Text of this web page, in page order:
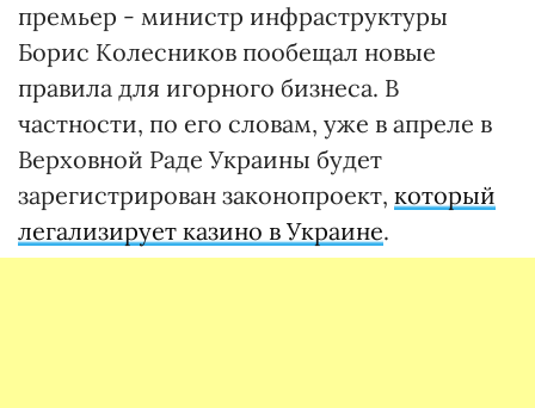
премьер - министр инфраструктуры
Борис Колесников пообещал новые
правила для игорного бизнеса. В
частности, по его словам, уже в апреле в
Верховной Раде Украины будет
зарегистрирован законопроект, который
легализирует казино в Украине.